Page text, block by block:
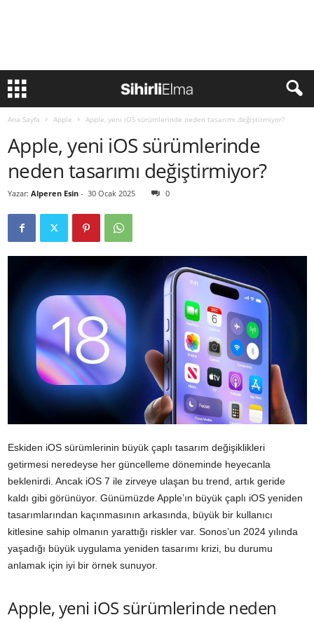
Ana Sayfa Apple Apple, yeni iOS sürümlerinde neden tasarımı değiştirmiyor?
Apple, yeni iOS sürümlerinde
neden tasarımı değiştirmiyor?
Yazar: Alperen Esin - 30 Ocak 2025 0
Eskiden iOS sürümlerinin büyük çaplı tasarım değişiklikleri
getirmesi neredeyse her güncelleme döneminde heyecanla
beklenirdi. Ancak iOS 7 ile zirveye ulaşan bu trend, artık geride
kaldı gibi görünüyor. Günümüzde Apple’ın büyük çaplı iOS yeniden
tasarımlarından kaçınmasının arkasında, büyük bir kullanıcı
kitlesine sahip olmanın yarattığı riskler var. Sonos’un 2024 yılında
yaşadığı büyük uygulama yeniden tasarımı krizi, bu durumu
anlamak için iyi bir örnek sunuyor.
Apple, yeni iOS sürümlerinde neden